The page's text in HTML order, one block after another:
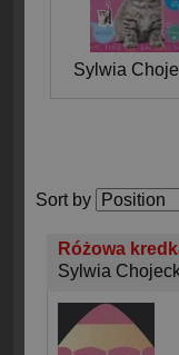
Sylwia
Sort by
Różowa
Sylwia